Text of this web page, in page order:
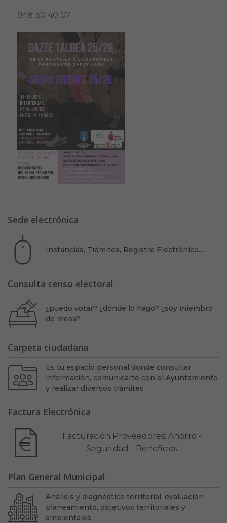
948 30 40 07
Sede electrónica
Instancias, Trámites, Registro Electrónico…
Consulta censo electoral
¿puedo votar? ¿dónde lo hago? ¿soy miembro
de mesa?
Carpeta ciudadana
Es tu espacio personal donde consultar
información, comunicarte con el Ayuntamiento
y realizar diversos trámites
Factura Electrónica
Facturación Proveedores: Ahorro -
Seguridad - Beneficios
Plan General Municipal
Análisis y diagnóstico territorial, evaluación
planeamiento, objetivos territoriales y
ambientales…